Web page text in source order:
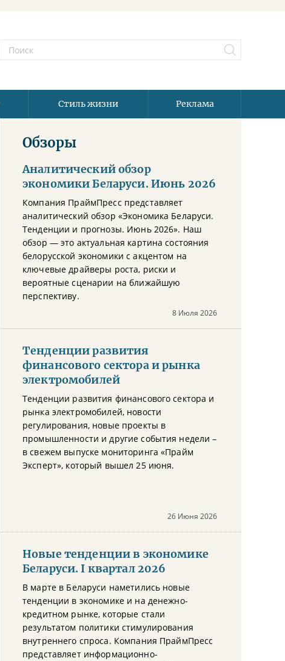
Стиль жизни Реклама
Обзоры
Аналитический обзор
экономики Беларуси. Июнь 2026
Компания ПраймПресс представляет
аналитический обзор «Экономика Беларуси.
Тенденции и прогнозы. Июнь 2026». Наш
обзор — это актуальная картина состояния
белорусской экономики с акцентом на
ключевые драйверы роста, риски и
вероятные сценарии на ближайшую
перспективу.
8 Июля 2026
Тенденции развития
финансового сектора и рынка
электромобилей
Тенденции развития финансового сектора и
рынка электромобилей, новости
регулирования, новые проекты в
промышленности и другие события недели –
в свежем выпуске мониторинга «Прайм
Эксперт», который вышел 25 июня.
26 Июня 2026
Новые тенденции в экономике
Беларуси. I квартал 2026
В марте в Беларуси наметились новые
тенденции в экономике и на денежно-
кредитном рынке, которые стали
результатом политики стимулирования
внутреннего спроса. Компания ПраймПресс
представляет информационно-